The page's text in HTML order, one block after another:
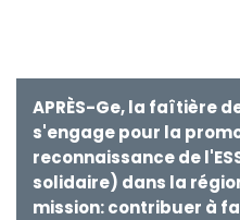
APRÈS-Ge, la faîtière
s'engage pour la
reconnaissance de
solidaire) dans la
mission: contribuer à